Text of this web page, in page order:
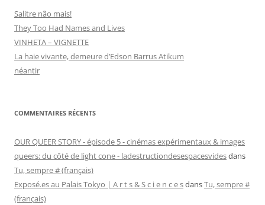
Salitre não mais!
They Too Had Names and Lives
VINHETA – VIGNETTE
La haie vivante, demeure d’Edson Barrus Atikum
néantir
COMMENTAIRES RÉCENTS
OUR QUEER STORY - épisode 5 - cinémas expérimentaux & images
queers: du côté de light cone - ladestructiondesespacesvidesdans
Tu, sempre # (français)
Exposé.es au Palais Tokyo | A r t s & S c i e n c e sdansTu, sempre #
(français)